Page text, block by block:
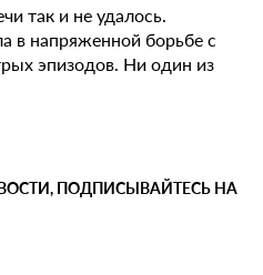
так и не удалось.
в напряженной борьбе с
эпизодов. Ни один из
ПОДПИСЫВАЙТЕСЬ НА